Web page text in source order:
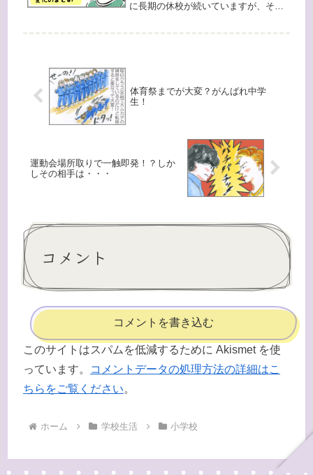
に長期の休校が続いていますが、それ
体育祭までが大変？がんばれ中学
生！
運動会場所取りで一触即発！？しか
しその相手は・・・
コメント
コメントを書き込む
このサイトはスパムを低減するために Akismet を使
っています。
コメントデータの処理方法の詳細はこ
ちらをご覧ください。
ホーム 学校生活 小学校